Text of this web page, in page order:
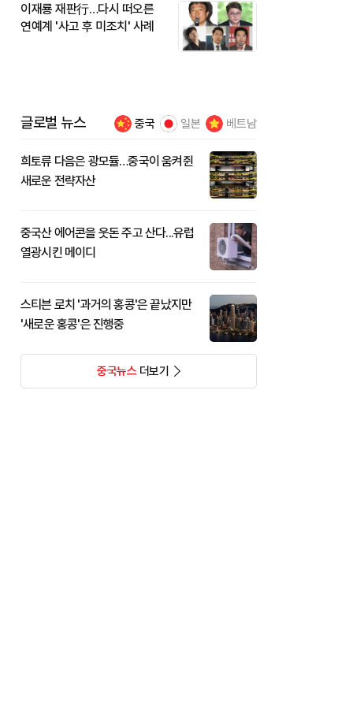
이재룡 재판行…다시 떠오른
연예계 '사고 후 미조치' 사례
글로벌 뉴스 중국 일본 베트남
희토류 다음은 광모듈…중국이 움켜쥔
새로운 전략자산
중국산 에어콘을 웃돈 주고 산다...유럽
열광시킨 메이디
스티븐 로치 '과거의 홍콩'은 끝났지만
'새로운 홍콩'은 진행중
중국뉴스더보기